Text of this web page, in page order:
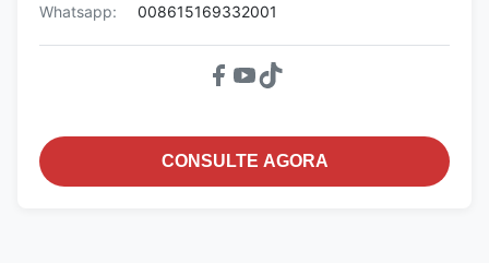
Whatsapp:
008615169332001
CONSULTE AGORA